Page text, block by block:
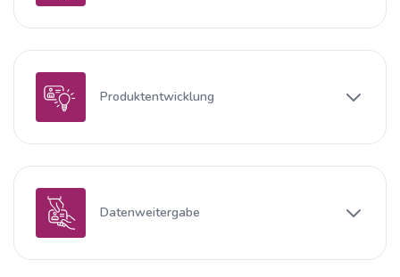
Produktentwicklung
Datenweitergabe